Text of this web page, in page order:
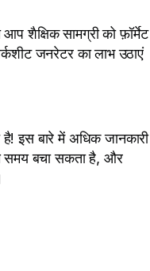
शैक्षिक सामग्री को फ़ॉर्मेट
जनरेटर का लाभ उठाएं
इस बारे में अधिक जानकारी
समय बचा सकता है, और